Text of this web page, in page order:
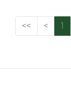
<< < 1